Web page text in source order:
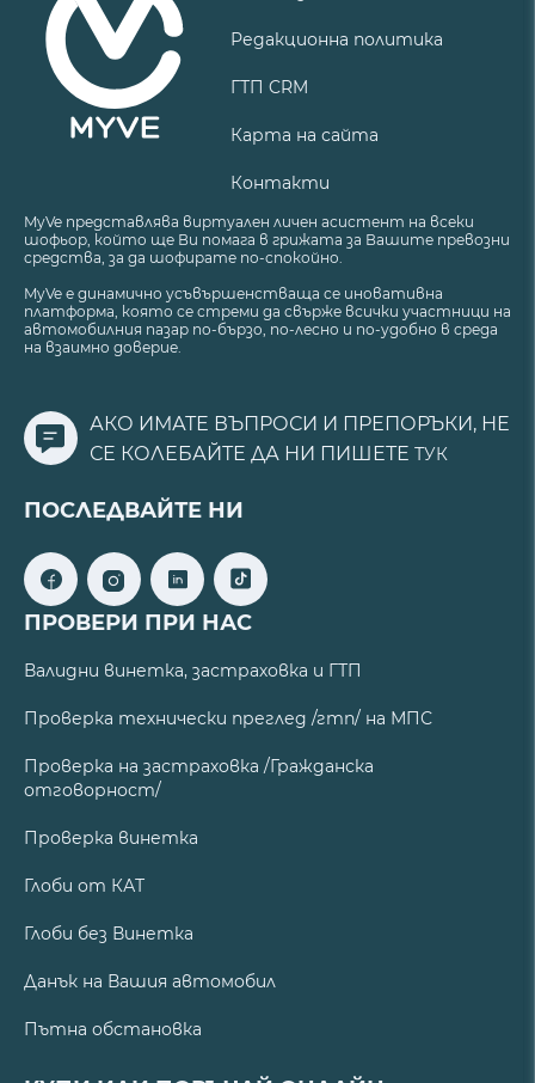
Редакционна политика
ГТП CRM
Карта на сайта
Контакти
MyVe представлява виртуален личен асистент на всеки
шофьор, който ще Ви помага в грижата за Вашите превозни
средства, за да шофирате по-спокойно.
MyVe е динамично усъвършенстваща се иновативна
платформа, която се стреми да свърже всички участници на
автомобилния пазар по-бързо, по-лесно и по-удобно в среда
на взаимно доверие.
АКО ИМАТЕ ВЪПРОСИ И ПРЕПОРЪКИ, НЕ
СЕ КОЛЕБАЙТЕ ДА НИ ПИШЕТЕ ТУК
ПОСЛЕДВАЙТЕ НИ
ПРОВЕРИ ПРИ НАС
Валидни винетка, застраховка и ГТП
Проверка технически преглед /гтп/ на МПС
Проверка на застраховка /Гражданска
отговорност/
Проверка винетка
Глоби от КАТ
Глоби без Винетка
Данък на Вашия автомобил
Пътна обстановка